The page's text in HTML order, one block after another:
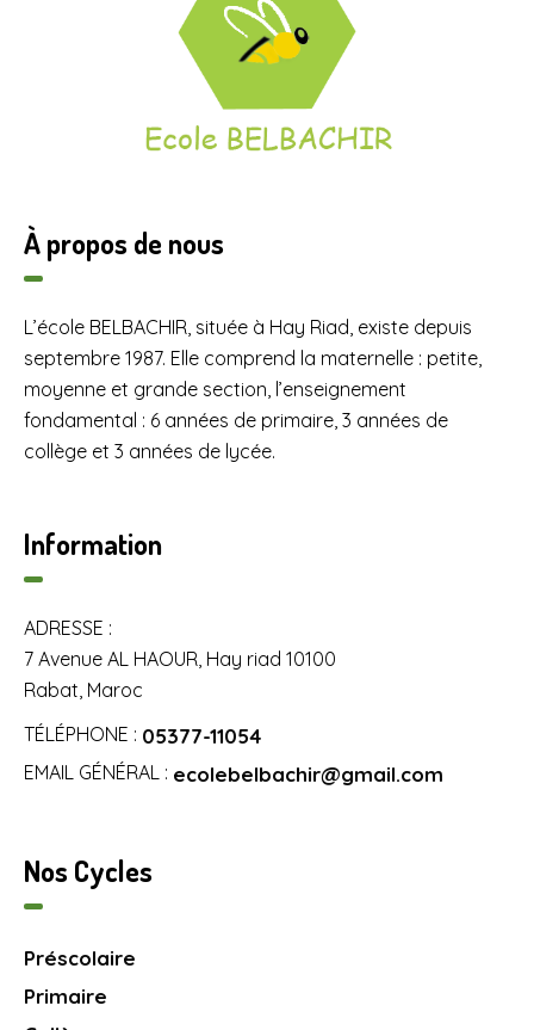
À propos de nous
L’école BELBACHIR, située à Hay Riad, existe depuis
septembre 1987. Elle comprend la maternelle : petite,
moyenne et grande section, l’enseignement
fondamental : 6 années de primaire, 3 années de
collège et 3 années de lycée.
Information
ADRESSE :
7 Avenue AL HAOUR, Hay riad 10100
Rabat, Maroc
TÉLÉPHONE : 05377-11054
EMAIL GÉNÉRAL : ecolebelbachir@gmail.com
Nos Cycles
Préscolaire
Primaire